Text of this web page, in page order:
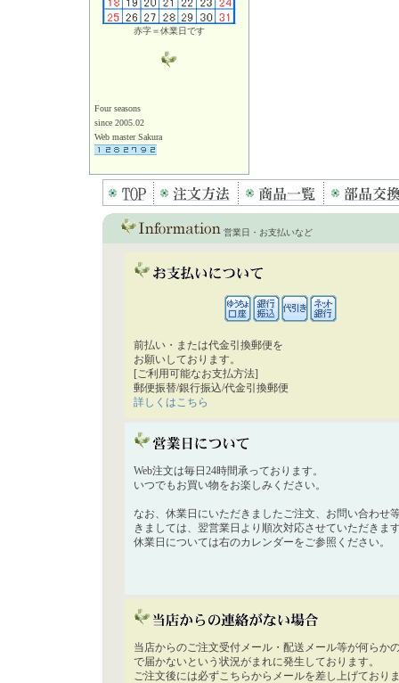
赤字＝休業日です
Four seasons
since 2005.02
Web master Sakura
営業日・お支払いなど
前払い・または代金引換郵便を
お願いしております。
[ご利用可能なお支払方法]
郵便振替/銀行振込/代金引換郵便
詳しくはこちら
Web注文は毎日24時間承っております。
いつでもお買い物をお楽しみください。
なお、休業日にいただきましたご注文、お問い合わせ
きましては、翌営業日より順次対応させていただきま
休業日については右のカレンダーをご参照ください。
当店からのご注文受付メール・配送メール等が何らか
で届かないという状況がまれに発生しております。
ご注文後には必ずこちらからメールを差し上げており